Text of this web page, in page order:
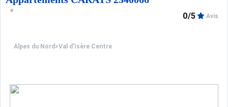
Alpes du Nord >Val d’Isère Centre
0/5 Avis